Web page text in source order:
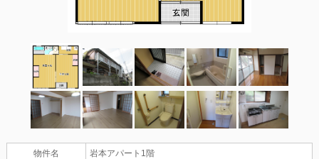
物件名 岩本アパート1階